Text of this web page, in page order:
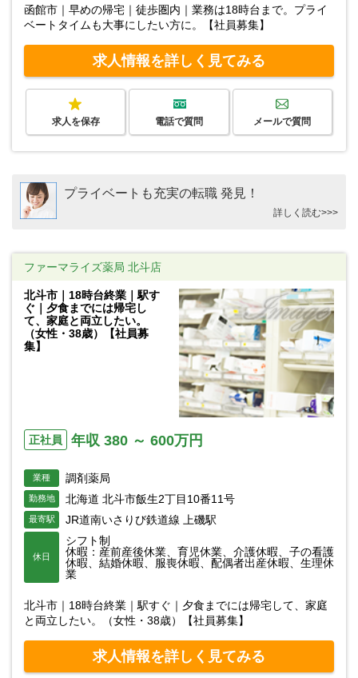
函館市｜早めの帰宅｜徒歩圏内｜業務は18時台まで。プライ
ベートタイムも大事にしたい方に。【社員募集】
求人情報を詳しく見てみる
求人を保存 電話で質問 メールで質問
プライベートも充実の転職 発見！
詳しく読む>>>
ファーマライズ薬局 北斗店
北斗市｜18時台終業｜駅す
ぐ｜夕食までには帰宅し
て、家庭と両立したい。
（女性・38歳）【社員募
集】
正社員 年収 380 ～ 600万円
業種 調剤薬局
勤務地 北海道 北斗市飯生2丁目10番11号
最寄駅 JR道南いさりび鉄道線 上磯駅
休日
シフト制
休暇：産前産後休業、育児休業、介護休暇、子の看護
休暇、結婚休暇、服喪休暇、配偶者出産休暇、生理休
業
北斗市｜18時台終業｜駅すぐ｜夕食までには帰宅して、家庭
と両立したい。（女性・38歳）【社員募集】
求人情報を詳しく見てみる